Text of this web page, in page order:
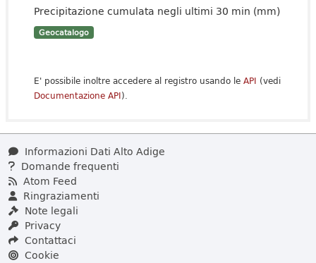
Precipitazione cumulata negli ultimi 30 min (mm)
Geocatalogo
E' possibile inoltre accedere al registro usando le API (vedi
Documentazione API).
Informazioni Dati Alto Adige
Domande frequenti
Atom Feed
Ringraziamenti
Note legali
Privacy
Contattaci
Cookie